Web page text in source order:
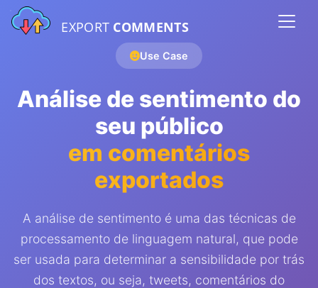
EXPORT COMMENTS
Use Case
Análise de sentimento do
seu público
em comentários
exportados
A análise de sentimento é uma das técnicas de
processamento de linguagem natural, que pode
ser usada para determinar a sensibilidade por trás
dos textos, ou seja, tweets, comentários do